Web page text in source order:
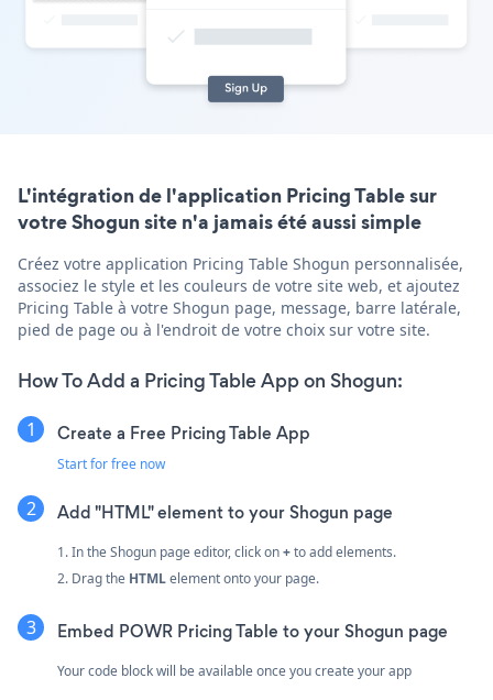
L'intégration de l'application Pricing Table sur
votre Shogun site n'a jamais été aussi simple
Créez votre application Pricing Table Shogun personnalisée,
associez le style et les couleurs de votre site web, et ajoutez
Pricing Table à votre Shogun page, message, barre latérale,
pied de page ou à l'endroit de votre choix sur votre site.
How To Add a Pricing Table App on Shogun:
Create a Free Pricing Table App
Start for free now
Add "HTML" element to your Shogun page
1. In the Shogun page editor, click on+to add elements.
2. Drag the HTMLelement onto your page.
Embed POWR Pricing Table to your Shogun page
Your code block will be available once you create your app